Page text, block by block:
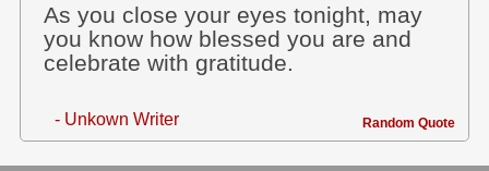
As you close your eyes tonight, may
you know how blessed you are and
celebrate with gratitude.
- Unkown Writer Random Quote